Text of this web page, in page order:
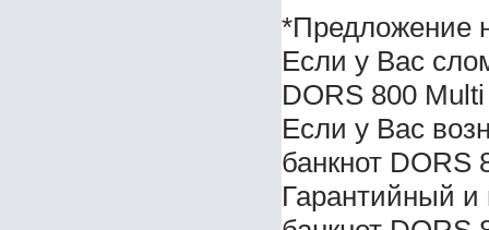
*Предложение
Если у Вас
DORS 800
Если у Вас
банкнот DORS
Гарантийный и